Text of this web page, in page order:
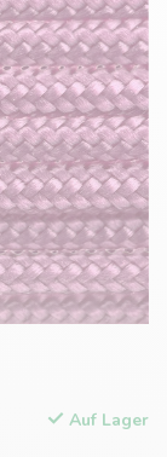
Auf Lager